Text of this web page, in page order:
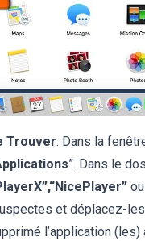
Trouver. Dans la
”. Dans le
et déplacez-
l’application (les)